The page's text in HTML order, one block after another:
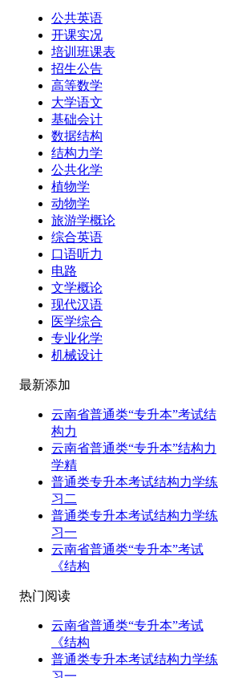
公共英语
开课实况
培训班课表
招生公告
高等数学
大学语文
基础会计
数据结构
结构力学
公共化学
植物学
动物学
旅游学概论
综合英语
口语听力
电路
文学概论
现代汉语
医学综合
专业化学
机械设计
最新添加
云南省普通类“专升本”考试结
构力
云南省普通类“专升本”结构力
学精
普通类专升本考试结构力学练
习二
普通类专升本考试结构力学练
习一
云南省普通类“专升本”考试
《结构
热门阅读
云南省普通类“专升本”考试
《结构
普通类专升本考试结构力学练